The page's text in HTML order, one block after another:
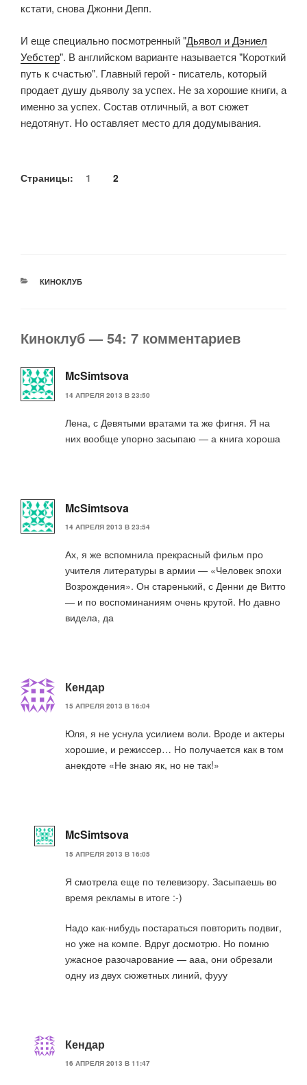
кстати, снова Джонни Депп.
И еще специально посмотренный "Дьявол и Дэниел
Уебстер". В английском варианте называется "Короткий
путь к счастью". Главный герой - писатель, который
продает душу дьяволу за успех. Не за хорошие книги, а
именно за успех. Состав отличный, а вот сюжет
недотянут. Но оставляет место для додумывания.
Страницы: 1 2
РУБРИКИ
КИНОКЛУБ
Киноклуб — 54: 7 комментариев
McSimtsova
14 АПРЕЛЯ 2013 В 23:50
Лена, с Девятыми вратами та же фигня. Я на
них вообще упорно засыпаю — а книга хороша
McSimtsova
14 АПРЕЛЯ 2013 В 23:54
Ах, я же вспомнила прекрасный фильм про
учителя литературы в армии — «Человек эпохи
Возрождения». Он старенький, с Денни де Витто
— и по воспоминаниям очень крутой. Но давно
видела, да
Кендар
15 АПРЕЛЯ 2013 В 16:04
Юля, я не уснула усилием воли. Вроде и актеры
хорошие, и режиссер… Но получается как в том
анекдоте «Не знаю як, но не так!»
McSimtsova
15 АПРЕЛЯ 2013 В 16:05
Я смотрела еще по телевизору. Засыпаешь во
время рекламы в итоге :-)
Надо как-нибудь постараться повторить подвиг,
но уже на компе. Вдруг досмотрю. Но помню
ужасное разочарование — ааа, они обрезали
одну из двух сюжетных линий, фууу
Кендар
16 АПРЕЛЯ 2013 В 11:47